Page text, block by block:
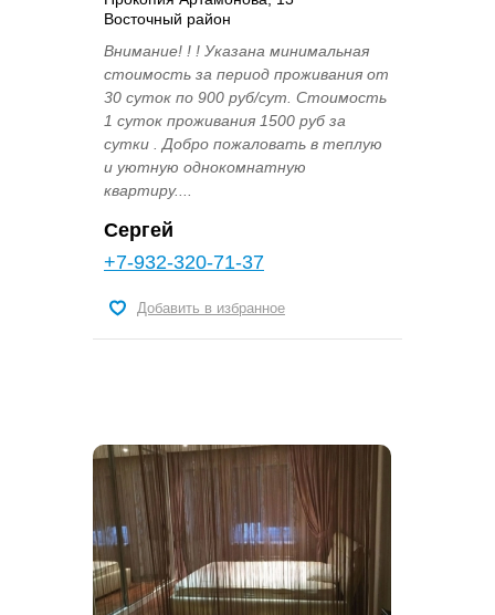
Восточный район
Внимание! ! ! Указана минимальная
стоимость за период проживания от
30 суток по 900 руб/сут. Стоимость
1 суток проживания 1500 руб за
сутки . Добро пожаловать в теплую
и уютную однокомнатную
квартиру....
Сергей
+7-932-320-71-37
Добавить в избранное